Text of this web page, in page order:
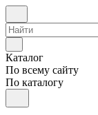
Каталог
По всему сайту
По каталогу